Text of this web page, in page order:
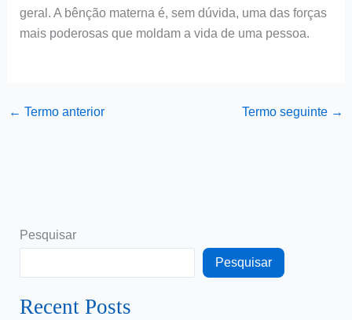
geral. A bênção materna é, sem dúvida, uma das forças
mais poderosas que moldam a vida de uma pessoa.
← Termo anterior Termo seguinte →
Pesquisar
Pesquisar
Recent Posts